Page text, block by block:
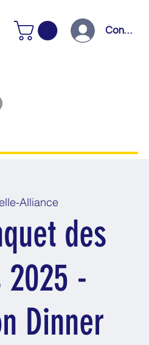
Connexion
Alliance
des
-
Dinner